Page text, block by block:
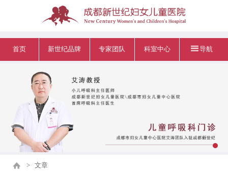
首页 新世纪品牌 专家团队 科室中心 导航
> 文章